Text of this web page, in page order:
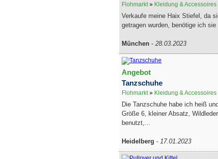
Flohmarkt» Kleidung & Accessoires
Verkaufe meine Haix Stiefel, da
getragen wurden, benötige ich sie
München - 28.03.2023
Angebot
Tanzschuhe
Flohmarkt» Kleidung & Accessoires
Die Tanzschuhe habe ich heiß
Größe 6, kleiner Absatz,
benutzt,...
Heidelberg - 17.01.2023